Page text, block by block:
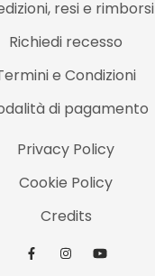
resi e rimborsi
Richiedi recesso
e Condizioni
di pagamento
Privacy Policy
Cookie Policy
Credits